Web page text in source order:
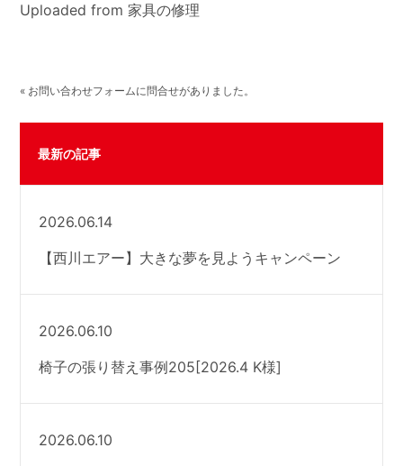
Uploaded from 家具の修理
« お問い合わせフォームに問合せがありました。
最新の記事
2026.06.14
【西川エアー】大きな夢を見ようキャンペーン
2026.06.10
椅子の張り替え事例205[2026.4 K様]
2026.06.10